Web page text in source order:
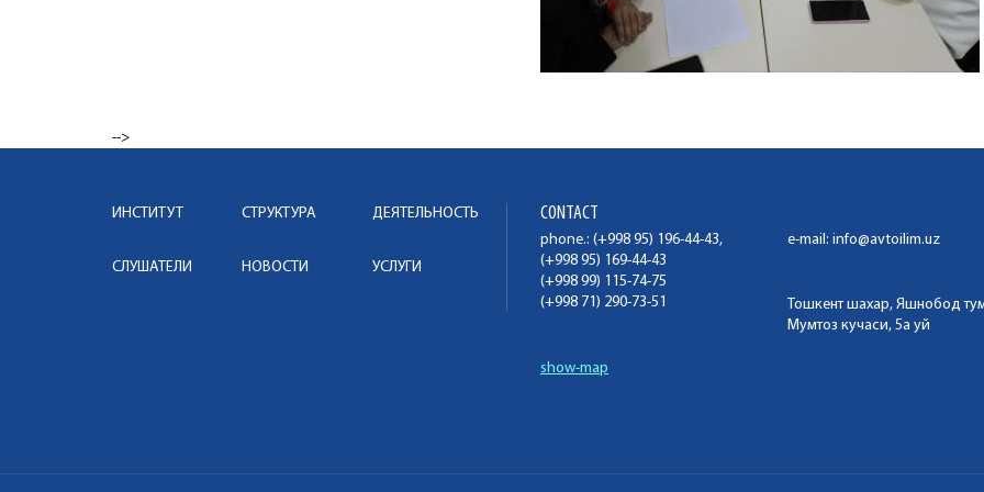
-->
ИНСТИТУТ СТРУКТУРА ДЕЯТЕЛЬНОСТЬ
СЛУШАТЕЛИ НОВОСТИ УСЛУГИ
CONTACT
phone.: (+998 95) 196-44-43,
(+998 95) 169-44-43
(+998 99) 115-74-75
(+998 71) 290-73-51
e-mail: info@avtoilim.uz
Тошкент шахар, Яшнобод
Мумтоз кучаси, 5а уй
show-map